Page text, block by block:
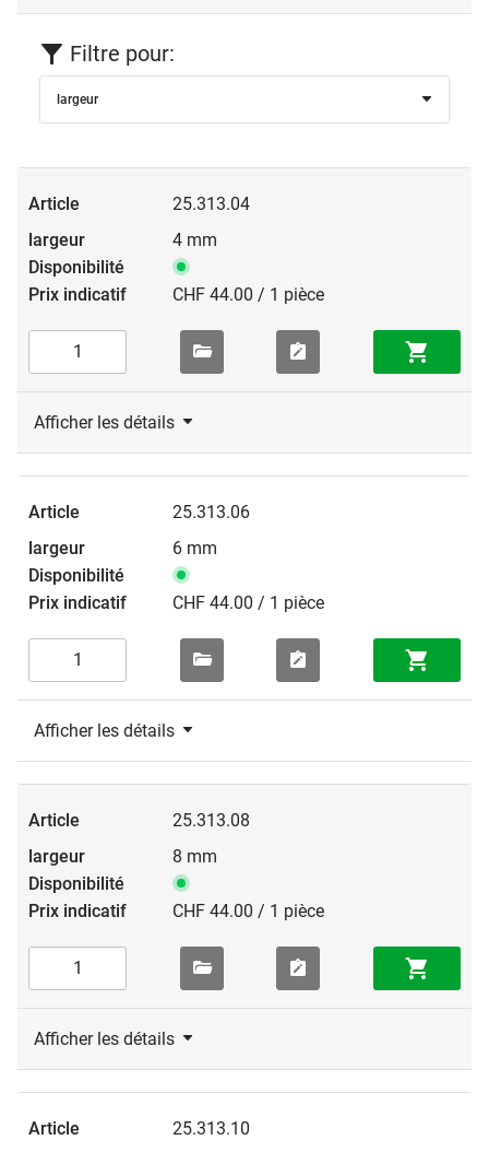
Filtre pour:
largeur
25.313.04
4 mm
CHF 44.00 / 1 pièce
Afficher les détails
25.313.06
6 mm
CHF 44.00 / 1 pièce
Afficher les détails
25.313.08
8 mm
CHF 44.00 / 1 pièce
Afficher les détails
25.313.10